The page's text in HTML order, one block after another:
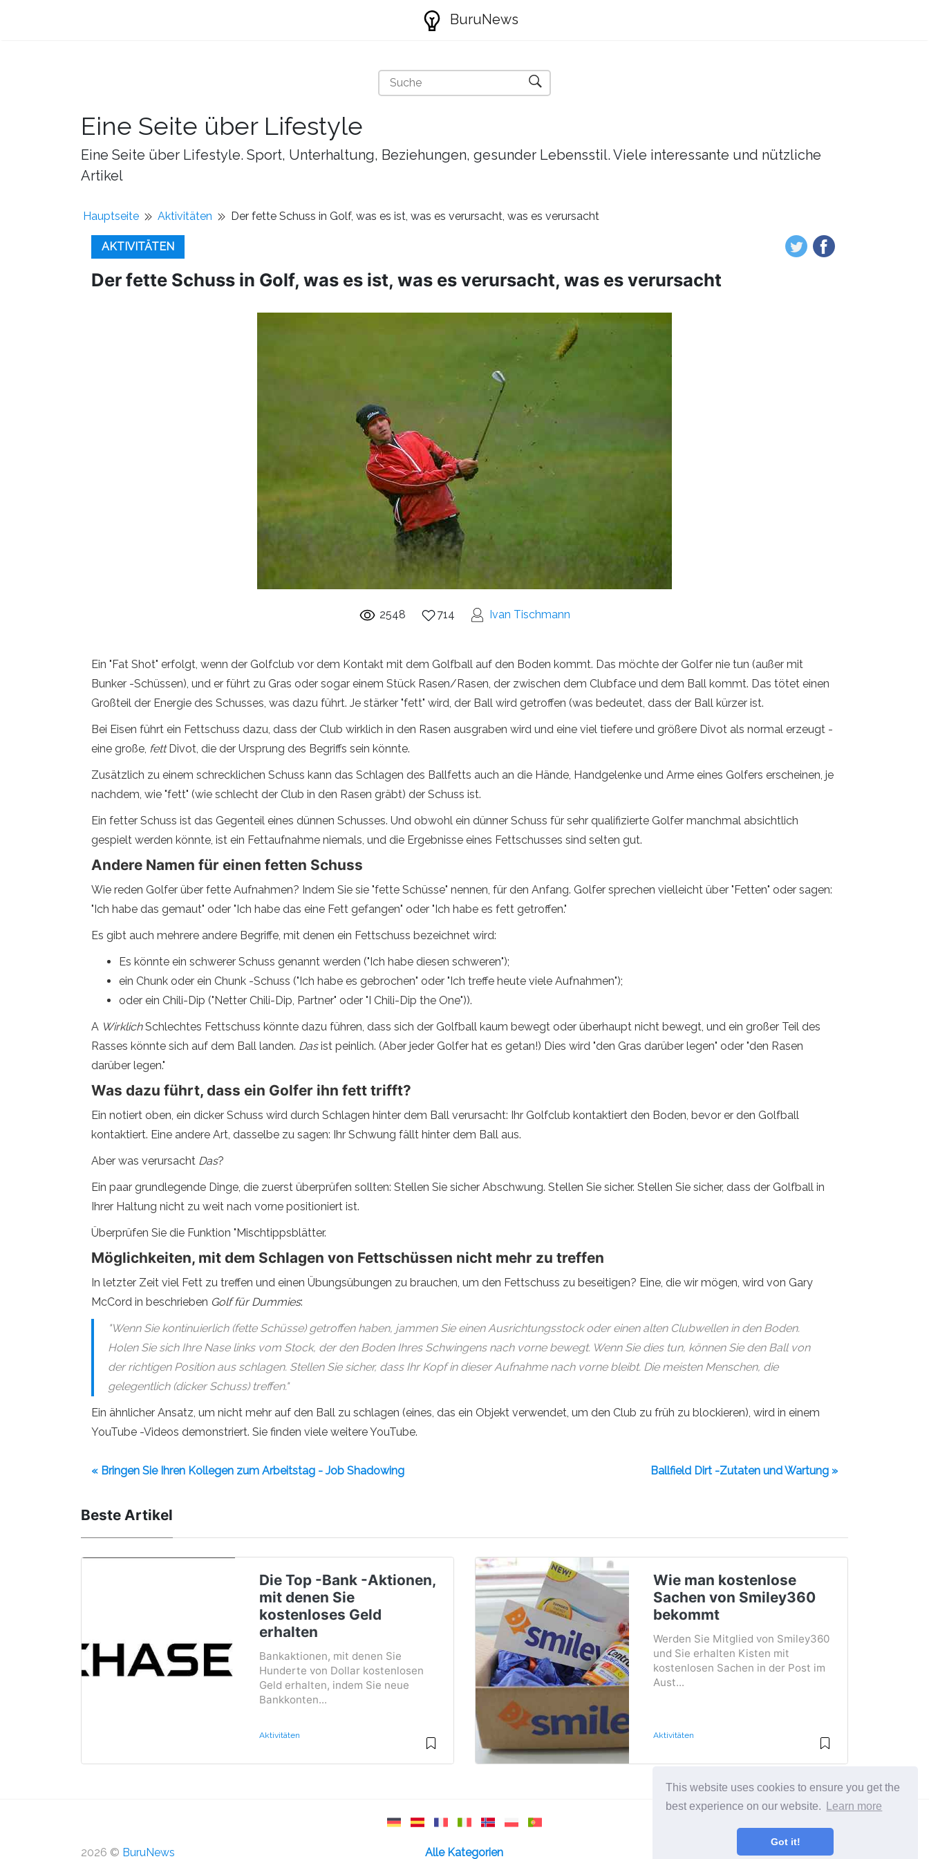
This website uses cookies to ensure you get the
best experience on our website.
Learn more
Got it!
BuruNews
Eine Seite über Lifestyle
Eine Seite über Lifestyle. Sport, Unterhaltung, Beziehungen, gesunder Lebensstil. Viele interessante und nützliche
Artikel
Hauptseite Aktivitäten Der fette Schuss in Golf, was es ist, was es verursacht, was es verursacht
AKTIVITÄTEN
Der fette Schuss in Golf, was es ist, was es verursacht, was es verursacht
2548 714 Ivan Tischmann
Ein "Fat Shot" erfolgt, wenn der Golfclub vor dem Kontakt mit dem Golfball auf den Boden kommt. Das möchte der Golfer nie tun (außer mit
Bunker -Schüssen), und er führt zu Gras oder sogar einem Stück Rasen/Rasen, der zwischen dem Clubface und dem Ball kommt. Das tötet einen
Großteil der Energie des Schusses, was dazu führt. Je stärker "fett" wird, der Ball wird getroffen (was bedeutet, dass der Ball kürzer ist.
Bei Eisen führt ein Fettschuss dazu, dass der Club wirklich in den Rasen ausgraben wird und eine viel tiefere und größere Divot als normal erzeugt -
eine große, fettDivot, die der Ursprung des Begriffs sein könnte.
Zusätzlich zu einem schrecklichen Schuss kann das Schlagen des Ballfetts auch an die Hände, Handgelenke und Arme eines Golfers erscheinen, je
nachdem, wie "fett" (wie schlecht der Club in den Rasen gräbt) der Schuss ist.
Ein fetter Schuss ist das Gegenteil eines dünnen Schusses. Und obwohl ein dünner Schuss für sehr qualifizierte Golfer manchmal absichtlich
gespielt werden könnte, ist ein Fettaufnahme niemals, und die Ergebnisse eines Fettschusses sind selten gut.
Andere Namen für einen fetten Schuss
Wie reden Golfer über fette Aufnahmen? Indem Sie sie "fette Schüsse" nennen, für den Anfang. Golfer sprechen vielleicht über "Fetten" oder sagen:
"Ich habe das gemaut" oder "Ich habe das eine Fett gefangen" oder "Ich habe es fett getroffen."
Es gibt auch mehrere andere Begriffe, mit denen ein Fettschuss bezeichnet wird:
Es könnte ein schwerer Schuss genannt werden ("Ich habe diesen schweren");
ein Chunk oder ein Chunk -Schuss ("Ich habe es gebrochen" oder "Ich treffe heute viele Aufnahmen");
oder ein Chili-Dip ("Netter Chili-Dip, Partner" oder "I Chili-Dip the One")).
A WirklichSchlechtes Fettschuss könnte dazu führen, dass sich der Golfball kaum bewegt oder überhaupt nicht bewegt, und ein großer Teil des
Rasses könnte sich auf dem Ball landen. Dasist peinlich. (Aber jeder Golfer hat es getan!) Dies wird "den Gras darüber legen" oder "den Rasen
darüber legen."
Was dazu führt, dass ein Golfer ihn fett trifft?
Ein notiert oben, ein dicker Schuss wird durch Schlagen hinter dem Ball verursacht: Ihr Golfclub kontaktiert den Boden, bevor er den Golfball
kontaktiert. Eine andere Art, dasselbe zu sagen: Ihr Schwung fällt hinter dem Ball aus.
Aber was verursacht Das?
Ein paar grundlegende Dinge, die zuerst überprüfen sollten: Stellen Sie sicher Abschwung. Stellen Sie sicher. Stellen Sie sicher, dass der Golfball in
Ihrer Haltung nicht zu weit nach vorne positioniert ist.
Überprüfen Sie die Funktion "Mischtippsblätter.
Möglichkeiten, mit dem Schlagen von Fettschüssen nicht mehr zu treffen
In letzter Zeit viel Fett zu treffen und einen Übungsübungen zu brauchen, um den Fettschuss zu beseitigen? Eine, die wir mögen, wird von Gary
McCord in beschrieben Golf für Dummies:
"Wenn Sie kontinuierlich (fette Schüsse) getroffen haben, jammen Sie einen Ausrichtungsstock oder einen alten Clubwellen in den Boden.
Holen Sie sich Ihre Nase links vom Stock, der den Boden Ihres Schwingens nach vorne bewegt. Wenn Sie dies tun, können Sie den Ball von
der richtigen Position aus schlagen. Stellen Sie sicher, dass Ihr Kopf in dieser Aufnahme nach vorne bleibt. Die meisten Menschen, die
gelegentlich (dicker Schuss) treffen."
Ein ähnlicher Ansatz, um nicht mehr auf den Ball zu schlagen (eines, das ein Objekt verwendet, um den Club zu früh zu blockieren), wird in einem
YouTube -Videos demonstriert. Sie finden viele weitere YouTube.
« Bringen Sie Ihren Kollegen zum Arbeitstag - Job Shadowing Ballfield Dirt -Zutaten und Wartung »
Beste Artikel
Die Top -Bank -Aktionen,
mit denen Sie
kostenloses Geld
erhalten
Bankaktionen, mit denen Sie
Hunderte von Dollar kostenlosen
Geld erhalten, indem Sie neue
Bankkonten...
Aktivitäten
Wie man kostenlose
Sachen von Smiley360
bekommt
Werden Sie Mitglied von Smiley360
und Sie erhalten Kisten mit
kostenlosen Sachen in der Post im
Aust...
Aktivitäten
2026 © BuruNews Alle Kategorien Eine Seite über Lifestyle